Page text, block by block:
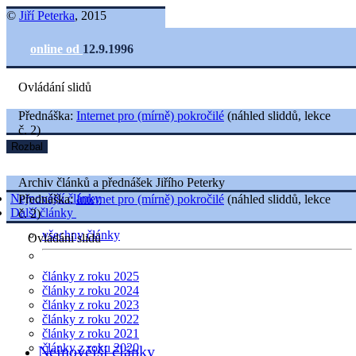
© Jiří Peterka, 2015
online od 12.9.1996
Ovládání slidů
Nejnovější články
Další články
všechny články
články z roku 2025
články z roku 2024
články z roku 2023
články z roku 2022
články z roku 2021
články z roku 2020
Přednáška: Internet pro (mírně) pokročilé (náhled sliddů, lekce
č. 2)
Rozbal
Archiv článků a přednášek Jiřího Peterky
Přednáška:Internet pro (mírně) pokročilé (náhled sliddů, lekce
č. 2)
Ovládání slidů
Nejnovější články